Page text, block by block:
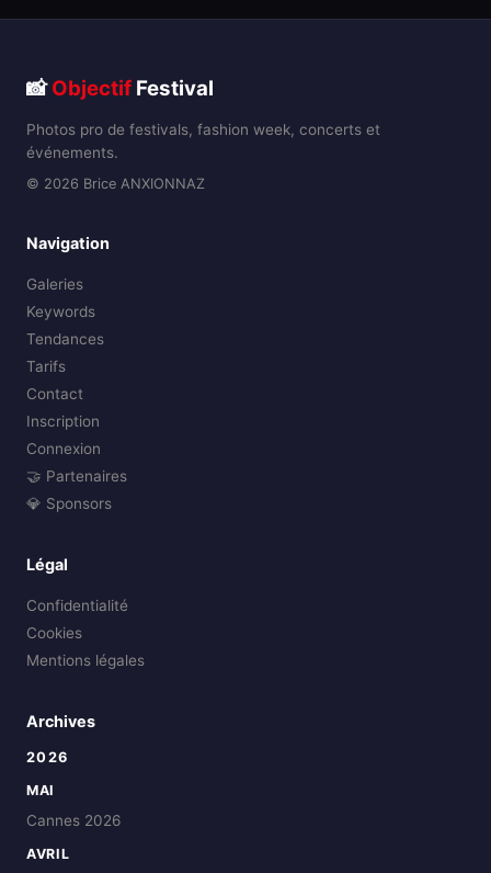
📸Objectif Festival
Photos pro de festivals, fashion week, concerts et
événements.
© 2026 Brice ANXIONNAZ
Navigation
Galeries
Keywords
Tendances
Tarifs
Contact
Inscription
Connexion
🤝 Partenaires
💎 Sponsors
Légal
Confidentialité
Cookies
Mentions légales
Archives
2026
MAI
Cannes 2026
AVRIL